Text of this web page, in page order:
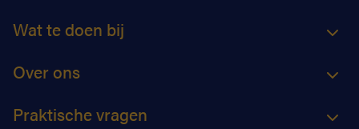
Wat te doen bij
Over ons
Praktische vragen